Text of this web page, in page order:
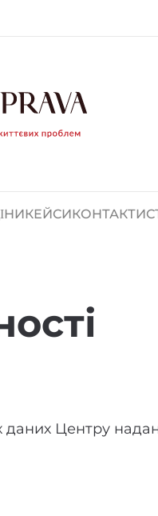
КЕЙСИКОНТАКТИ
даних Центру